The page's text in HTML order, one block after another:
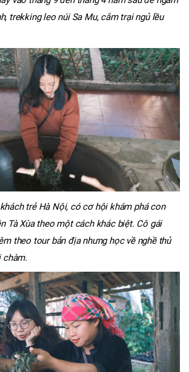
trekking leo núi Sa Mu, cắm trại ngủ lều
trẻ Hà Nội, có cơ hội khám phá con
Tà Xùa theo một cách khác biệt. Cô gái
theo tour bản địa nhưng học về nghề thủ
chàm.